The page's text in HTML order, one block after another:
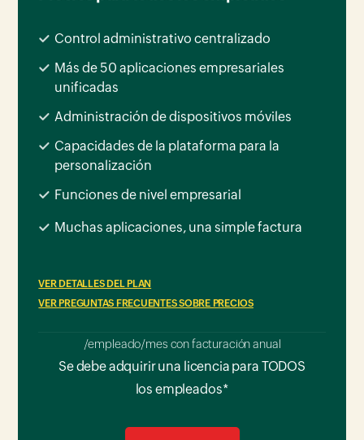
Control administrativo centralizado
Más de 50 aplicaciones empresariales
unificadas
Administración de dispositivos móviles
Capacidades de la plataforma para la
personalización
Funciones de nivel empresarial
Muchas aplicaciones, una simple factura
VER DETALLES DEL PLAN
VER PREGUNTAS FRECUENTES SOBRE PRECIOS
/empleado/mes con facturación anual
Se debe adquirir una licencia para TODOS
los empleados*